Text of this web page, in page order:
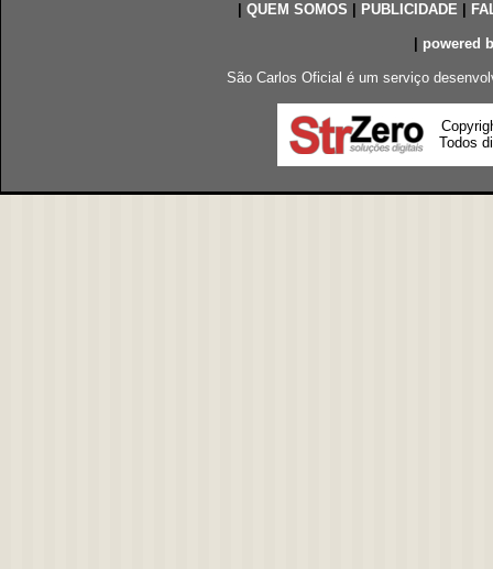
QUEM SOMOS PUBLICIDADE|
powered
São Carlos Oficial é um serviço
Todos